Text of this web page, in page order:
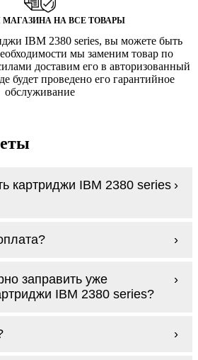
МАГАЗИНА НА ВСЕ ТОВАРЫ
IBM 2380 series, вы можете быть
мы заменим товар по
доставим его в авторизованный
будет проведено его гарантийное
обслуживание
картриджи IBM 2380 series
и сделаем это бесплатно
картриджи IBM 2380 series
при получении заказа.
заправить уже
IBM 2380 series?
в случае с оригиналами